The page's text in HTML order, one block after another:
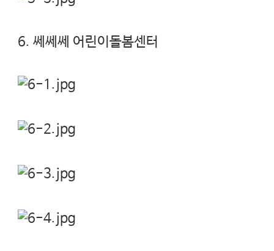
6. 쎄쎄쎄 어린이돌봄센터